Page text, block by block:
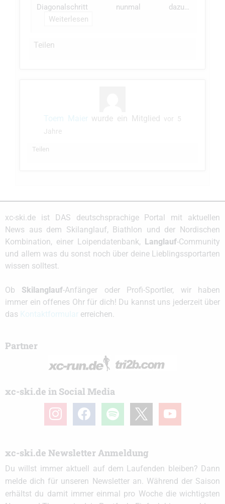
Diagonalschritt nunmal dazu…
Weiterlesen
Teilen
Toem Maierwurde ein Mitglied vor 5
Jahre
Teilen
xc-ski.de ist DAS deutschsprachige Portal mit aktuellen
News aus dem Skilanglauf, Biathlon und der Nordischen
Kombination, einer Loipendatenbank, Langlauf-Community
und allem was du sonst noch über deine Lieblingssportarten
wissen solltest.
Ob Skilanglauf-Anfänger oder Profi-Sportler, wir haben
immer ein offenes Ohr für dich! Du kannst uns jederzeit über
das
erreichen.
Partner
xc-ski.de in Social Media
instagramfacebook spotify youtube
xc-ski.de Newsletter Anmeldung
Du willst immer aktuell auf dem Laufenden bleiben? Dann
melde dich für unseren Newsletter an. Während der Saison
erhältst du damit immer einmal pro Woche die wichtigsten